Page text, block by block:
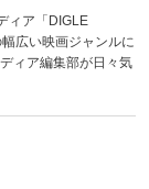
ィア「DIGLE
広い映画ジャンルに
ィア編集部が日々気